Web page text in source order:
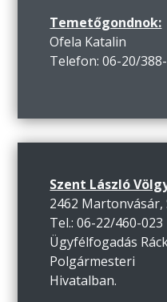
Temetőgondnok:
Ofela Katalin
Telefon: 06-20/
Szent László
2462 Martonvásár,
Tel.: 06-22/460-023
Ügyfélfogadás
Polgármesteri
Hivatalban.